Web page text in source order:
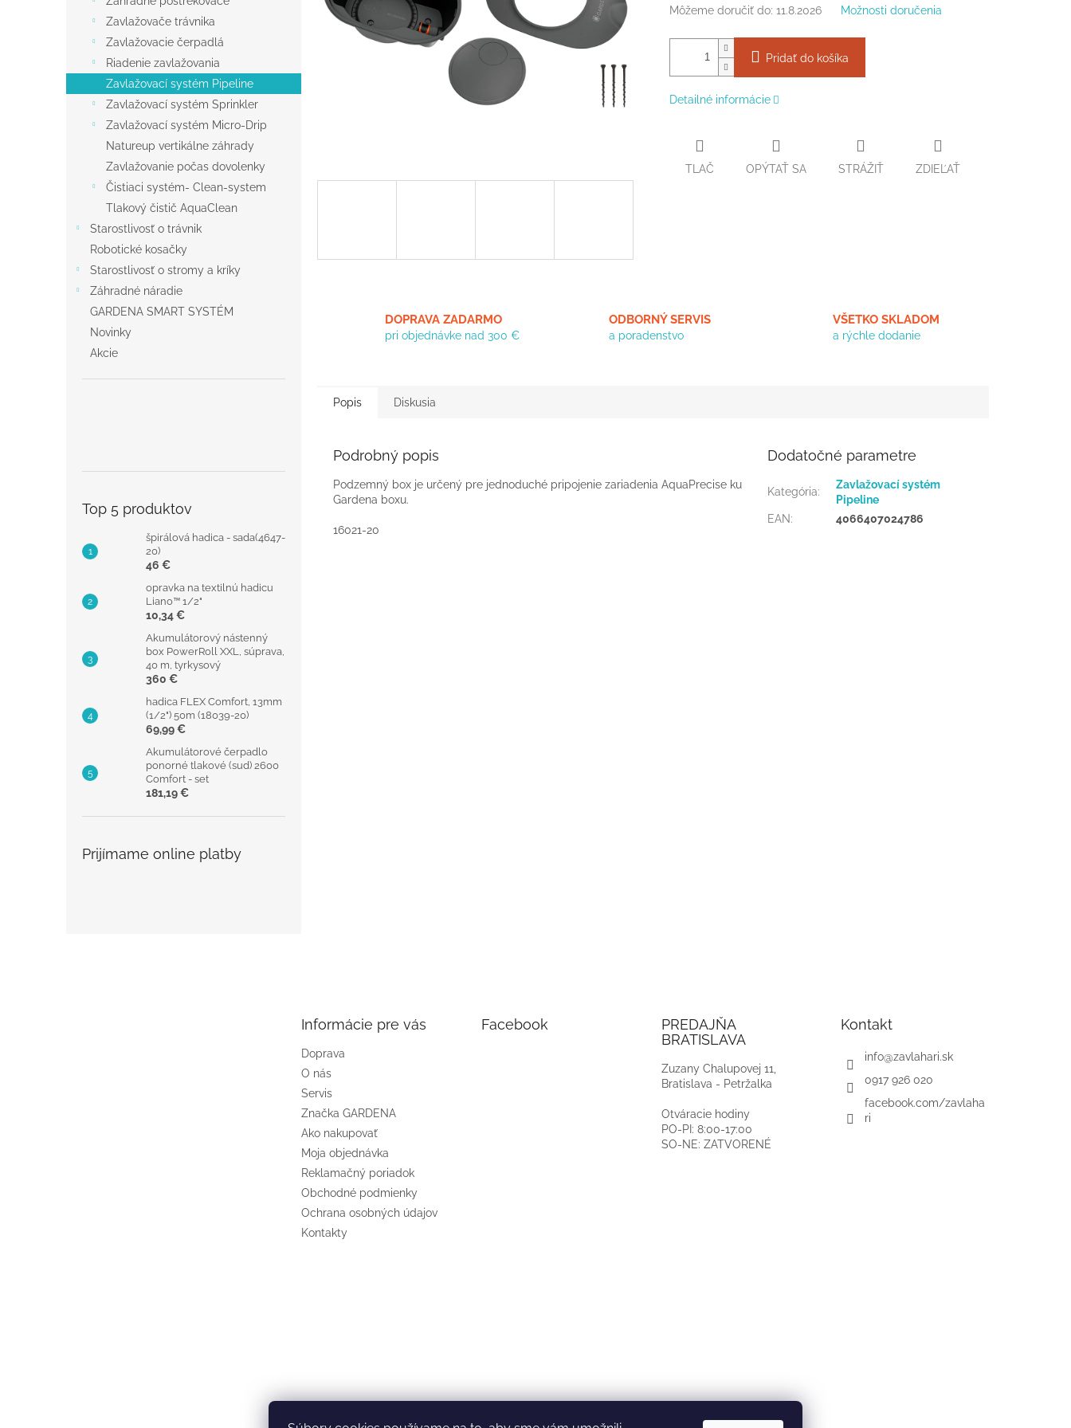
Zavlažovače trávnika
Zavlažovacie čerpadlá
Riadenie zavlažovania
Zavlažovací systém Pipeline
Zavlažovací systém Sprinkler
Zavlažovací systém Micro-Drip
Natureup vertikálne záhrady
Zavlažovanie počas dovolenky
Čistiaci systém- Clean-system
Tlakový čistič AquaClean
Starostlivosť o trávnik
Robotické kosačky
Starostlivosť o stromy a kríky
Záhradné náradie
GARDENA SMART SYSTÉM
Novinky
Akcie
Top 5 produktov
špirálová hadica - sada(4647-
20)
46 €
opravka na textilnú hadicu
Liano™ 1/2"
10,34 €
Akumulátorový nástenný
box PowerRoll XXL, súprava,
40 m, tyrkysový
360 €
hadica FLEX Comfort, 13mm
(1/2") 50m (18039-20)
69,99 €
Akumulátorové čerpadlo
ponorné tlakové (sud) 2600
Comfort - set
181,19 €
Prijímame online platby
Môžeme doručiť do: 11.8.2026 Možnosti doručenia
Pridať do košíka
Detailné informácie
TLAČ OPÝTAŤ SA STRÁŽIŤ ZDIEĽAŤ
DOPRAVA ZADARMO
pri objednávke nad 300 €
ODBORNÝ SERVIS
a poradenstvo
VŠETKO SKLADOM
a rýchle dodanie
Popis Diskusia
Podrobný popis
Podzemný box je určený pre jednoduché pripojenie zariadenia AquaPrecise ku
Gardena boxu.
16021-20
Dodatočné parametre
Kategória:
Zavlažovací systém
Pipeline
EAN: 4066407024786
Informácie pre vás
Doprava
O nás
Servis
Značka GARDENA
Ako nakupovať
Moja objednávka
Reklamačný poriadok
Obchodné podmienky
Ochrana osobných údajov
Kontakty
Facebook
PREDAJŇA
BRATISLAVA
Zuzany Chalupovej 11,
Bratislava - Petržalka
Otváracie hodiny
PO-PI: 8:00-17:00
SO-NE: ZATVORENÉ
Kontakt
info@zavlahari.sk
0917 926 020
facebook.com/zavlaha
ri